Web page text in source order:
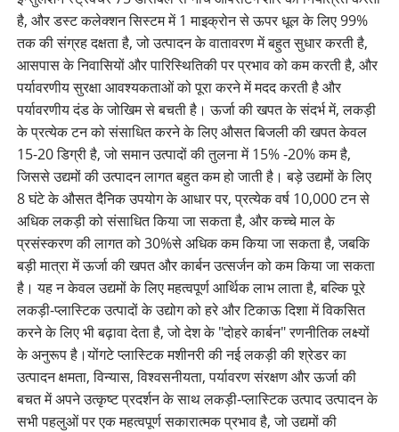
है, और डस्ट कलेक्शन सिस्टम में 1 माइक्रोन से ऊपर धूल के लिए 99%
तक की संग्रह दक्षता है, जो उत्पादन के वातावरण में बहुत सुधार करती है,
आसपास के निवासियों और पारिस्थितिकी पर प्रभाव को कम करती है, और
पर्यावरणीय सुरक्षा आवश्यकताओं को पूरा करने में मदद करती है और
पर्यावरणीय दंड के जोखिम से बचती है। ऊर्जा की खपत के संदर्भ में, लकड़ी
के प्रत्येक टन को संसाधित करने के लिए औसत बिजली की खपत केवल
15-20 डिग्री है, जो समान उत्पादों की तुलना में 15% -20% कम है,
जिससे उद्यमों की उत्पादन लागत बहुत कम हो जाती है। बड़े उद्यमों के लिए
8 घंटे के औसत दैनिक उपयोग के आधार पर, प्रत्येक वर्ष 10,000 टन से
अधिक लकड़ी को संसाधित किया जा सकता है, और कच्चे माल के
प्रसंस्करण की लागत को 30%से अधिक कम किया जा सकता है, जबकि
बड़ी मात्रा में ऊर्जा की खपत और कार्बन उत्सर्जन को कम किया जा सकता
है। यह न केवल उद्यमों के लिए महत्वपूर्ण आर्थिक लाभ लाता है, बल्कि पूरे
लकड़ी-प्लास्टिक उत्पादों के उद्योग को हरे और टिकाऊ दिशा में विकसित
करने के लिए भी बढ़ावा देता है, जो देश के "दोहरे कार्बन" रणनीतिक लक्ष्यों
के अनुरूप है।योंगटे प्लास्टिक मशीनरी की नई लकड़ी की श्रेडर का
उत्पादन क्षमता, विन्यास, विश्वसनीयता, पर्यावरण संरक्षण और ऊर्जा की
बचत में अपने उत्कृष्ट प्रदर्शन के साथ लकड़ी-प्लास्टिक उत्पाद उत्पादन के
सभी पहलुओं पर एक महत्वपूर्ण सकारात्मक प्रभाव है, जो उद्यमों की